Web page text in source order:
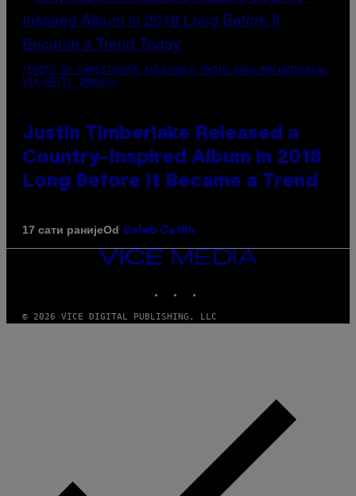
(PHOTO BY CHRISTOPHER POLK/NBCU PHOTO BANK/NBCUNIVERSAL
VIA GETTY IMAGES)
Justin Timberlake Released a
Country-Inspired Album in 2018
Long Before It Became a Trend
17 сати ранијеOd Caleb Catlin
VICE
MEDIA
© 2026 VICE DIGITAL PUBLISHING, LLC